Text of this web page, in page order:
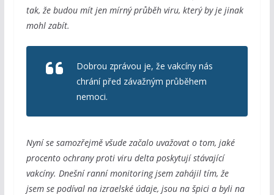
tak, že budou mít jen mírný průběh viru, který by je jinak
mohl zabít.
Dobrou zprávou je, že vakcíny nás
chrání před závažným průběhem
nemoci.
Nyní se samozřejmě všude začalo uvažovat o tom, jaké
procento ochrany proti viru delta poskytují stávající
vakcíny. Dnešní ranní monitoring jsem zahájil tím, že
jsem se podíval na izraelské údaje, jsou na špici a byli na